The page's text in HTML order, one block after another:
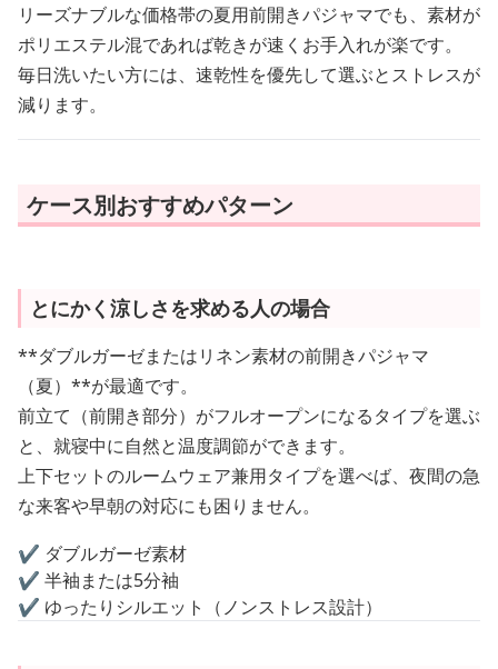
リーズナブルな価格帯の夏用前開きパジャマでも、素材が
ポリエステル混であれば乾きが速くお手入れが楽です。
毎日洗いたい方には、速乾性を優先して選ぶとストレスが
減ります。
ケース別おすすめパターン
とにかく涼しさを求める人の場合
**ダブルガーゼまたはリネン素材の前開きパジャマ
（夏）**が最適です。
前立て（前開き部分）がフルオープンになるタイプを選ぶ
と、就寝中に自然と温度調節ができます。
上下セットのルームウェア兼用タイプを選べば、夜間の急
な来客や早朝の対応にも困りません。
✔ ダブルガーゼ素材
✔ 半袖または5分袖
✔ ゆったりシルエット（ノンストレス設計）